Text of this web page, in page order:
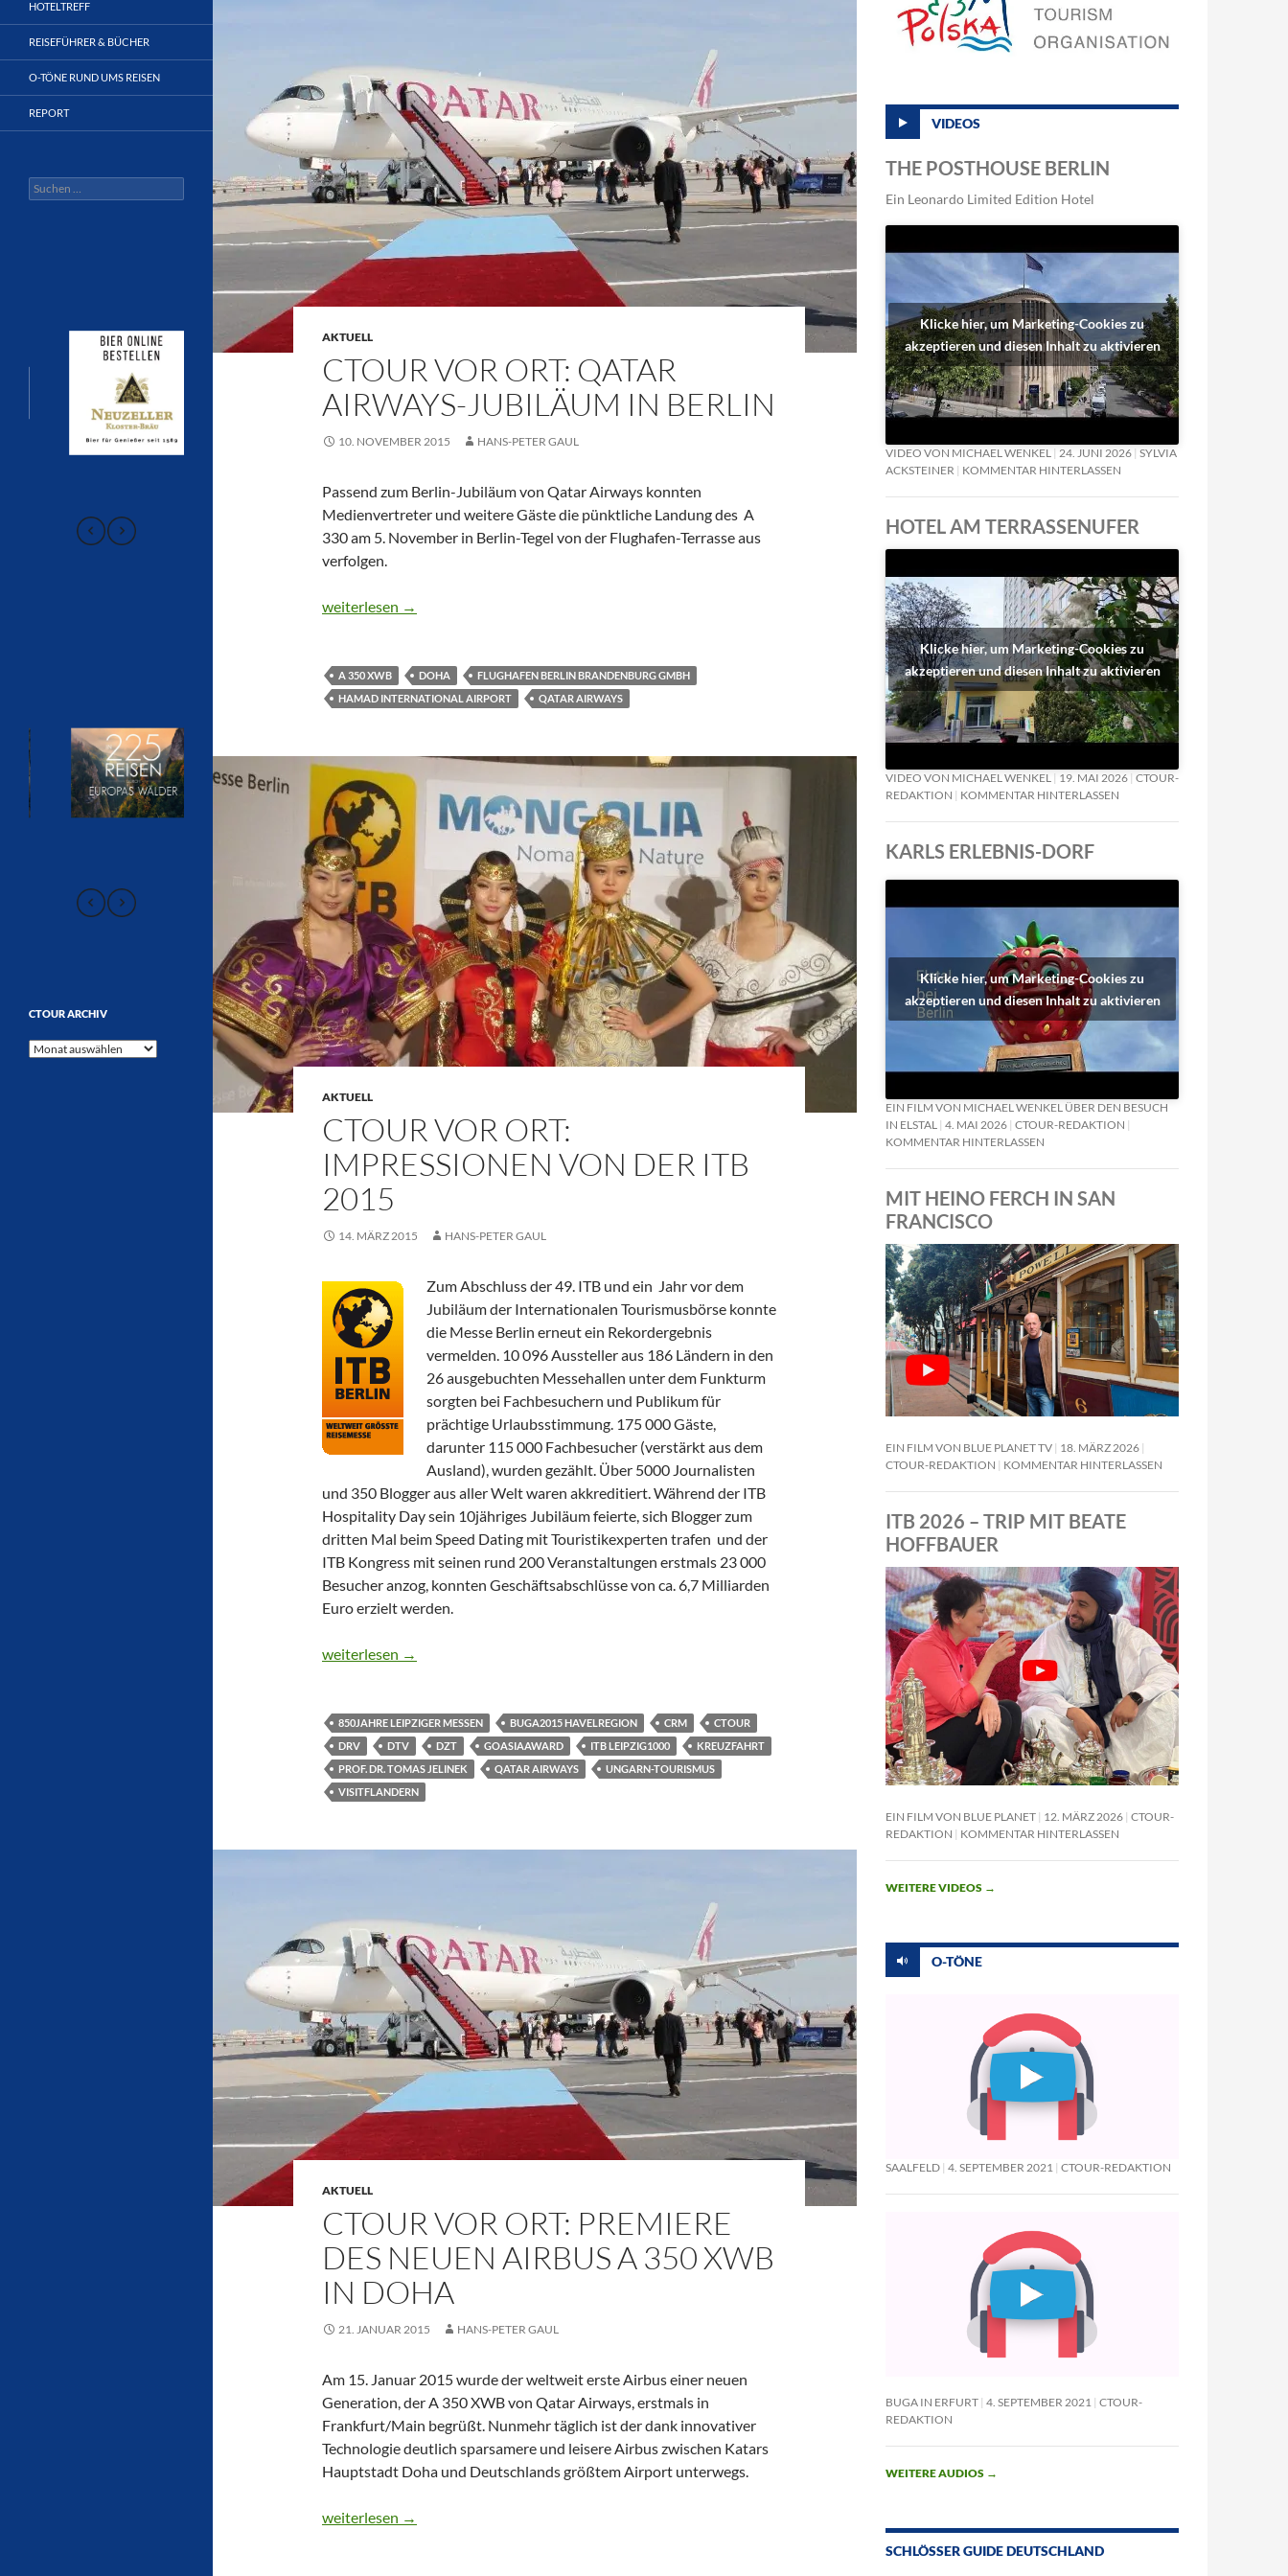
AKTUELL
CTOUR VOR ORT: QATAR
AIRWAYS-JUBILÄUM IN BERLIN
10. NOVEMBER 2015 HANS-PETER GAUL
Passend zum Berlin-Jubiläum von Qatar Airways konnten
Medienvertreter und weitere Gäste die pünktliche Landung des A
330 am 5. November in Berlin-Tegel von der Flughafen-Terrasse aus
verfolgen.
CTOUR vor Ort: Qatar Airways-Jubiläum in Berlin
weiterlesen →
A 350 XWB DOHA
FLUGHAFEN BERLIN BRANDENBURG GMBH
HAMAD INTERNATIONAL AIRPORT
QATAR AIRWAYS
AKTUELL
CTOUR VOR ORT:
IMPRESSIONEN VON DER ITB
2015
14. MÄRZ 2015 HANS-PETER GAUL
Zum Abschluss der 49. ITB und ein Jahr vor dem
Jubiläum der Internationalen Tourismusbörse konnte
die Messe Berlin erneut ein Rekordergebnis
vermelden. 10 096 Aussteller aus 186 Ländern in den
26 ausgebuchten Messehallen unter dem Funkturm
sorgten bei Fachbesuchern und Publikum für
prächtige Urlaubsstimmung. 175 000 Gäste,
darunter 115 000 Fachbesucher (verstärkt aus dem
Ausland), wurden gezählt. Über 5000 Journalisten
und 350 Blogger aus aller Welt waren akkreditiert. Während der ITB
Hospitality Day sein 10jähriges Jubiläum feierte, sich Blogger zum
dritten Mal beim Speed Dating mit Touristikexperten trafen und der
ITB Kongress mit seinen rund 200 Veranstaltungen erstmals 23 000
Besucher anzog, konnten Geschäftsabschlüsse von ca. 6,7 Milliarden
Euro erzielt werden.
CTOUR vor Ort: Impressionen von der ITB 2015
weiterlesen →
850JAHRE LEIPZIGER MESSEN BUGA2015 HAVELREGION CRM
CTOUR
DRV
DTV DZT GOASIAAWARD ITB LEIPZIG1000
KREUZFAHRT
PROF. DR. TOMAS JELINEK
QATAR AIRWAYS
UNGARN-TOURISMUS
VISITFLANDERN
AKTUELL
CTOUR VOR ORT: PREMIERE
DES NEUEN AIRBUS A 350 XWB
IN DOHA
21. JANUAR 2015 HANS-PETER GAUL
Am 15. Januar 2015 wurde der weltweit erste Airbus einer neuen
Generation, der A 350 XWB von Qatar Airways, erstmals in
Frankfurt/Main begrüßt. Nunmehr täglich ist der dank innovativer
Technologie deutlich sparsamere und leisere Airbus zwischen Katars
Hauptstadt Doha und Deutschlands größtem Airport unterwegs.
CTOUR vor Ort: Premiere des neuen Airbus A 350 XWB in Doha
weiterlesen →
VIDEOS
THE POSTHOUSE BERLIN
Ein Leonardo Limited Edition Hotel
Klicke hier, um Marketing-Cookies zu
akzeptieren und diesen Inhalt zu aktivieren
VIDEO VON MICHAEL WENKEL 24. JUNI 2026 SYLVIA
ACKSTEINER
KOMMENTAR HINTERLASSEN
HOTEL AM TERRASSENUFER
Klicke hier, um Marketing-Cookies zu
akzeptieren und diesen Inhalt zu aktivieren
VIDEO VON MICHAEL WENKEL 19. MAI 2026 CTOUR-
REDAKTION
KOMMENTAR HINTERLASSEN
KARLS ERLEBNIS-DORF
Klicke hier, um Marketing-Cookies zu
akzeptieren und diesen Inhalt zu aktivieren
EIN FILM VON MICHAEL WENKEL ÜBER DEN BESUCH
IN ELSTAL 4. MAI 2026 CTOUR-REDAKTION
KOMMENTAR HINTERLASSEN
MIT HEINO FERCH IN SAN
FRANCISCO
EIN FILM VON BLUE PLANET TV 18. MÄRZ 2026
CTOUR-REDAKTION
KOMMENTAR HINTERLASSEN
ITB 2026 – TRIP MIT BEATE
HOFFBAUER
EIN FILM VON BLUE PLANET 12. MÄRZ 2026 CTOUR-
REDAKTION
KOMMENTAR HINTERLASSEN
WEITERE VIDEOS →
O-TÖNE
SAALFELD 4. SEPTEMBER 2021 CTOUR-REDAKTION
BUGA IN ERFURT 4. SEPTEMBER 2021
CTOUR-
REDAKTION
WEITERE AUDIOS →
SCHLÖSSER GUIDE DEUTSCHLAND
HOTELTREFF
REISEFÜHRER & BÜCHER
O-TÖNE RUND UMS REISEN
REPORT
Suchen
nach:
CTOUR ARCHIV
CTOUR